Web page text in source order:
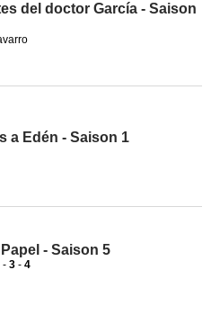
del doctor García - Saison
a Edén - Saison 1
- Saison 5
- 3 - 4